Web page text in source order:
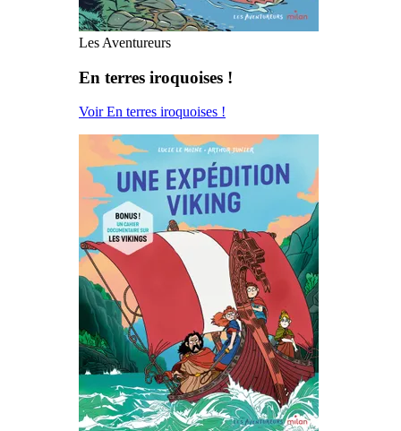
Les Aventureurs
En terres iroquoises !
Voir En terres iroquoises !